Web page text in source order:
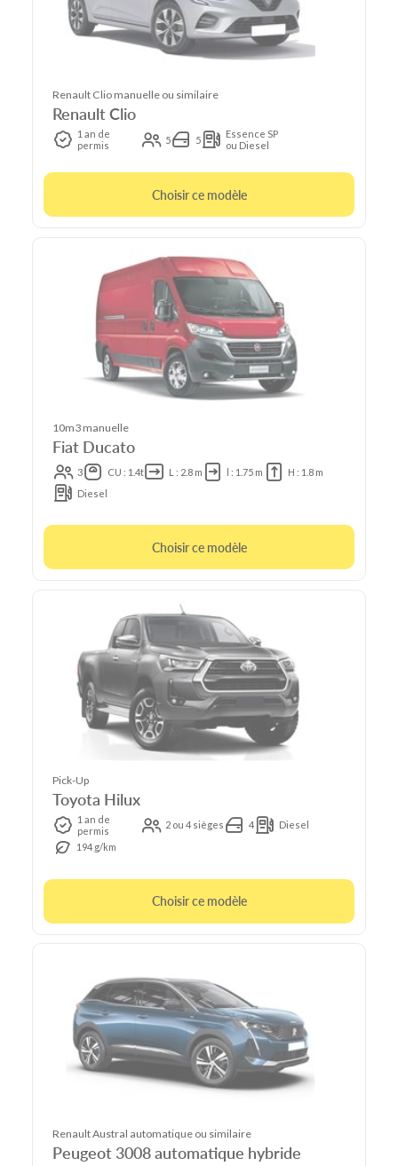
Renault Clio manuelle ou similaire
Renault Clio
1 an de
permis
5 5
Essence SP
ou Diesel
Choisir ce modèle
10m3 manuelle
Fiat Ducato
3 CU : 1.4t L : 2.8 m l : 1.75 m
H : 1.8 m
Diesel
Choisir ce modèle
Pick-Up
Toyota Hilux
1 an de
permis
2 ou 4 sièges 4
Diesel
194 g/km
Choisir ce modèle
Renault Austral automatique ou similaire
Peugeot 3008 automatique hybride